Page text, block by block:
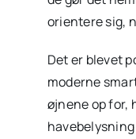
orientere sig,
Det er blevet
moderne
øjnene op for,